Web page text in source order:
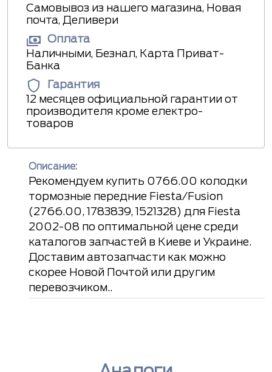
Самовывоз из нашего магазина, Новая
почта, Деливери
Оплата
Наличными, Безнал, Карта Приват-
Банка
Гарантия
12 месяцев официальной гарантии от
производителя кроме електро-
товаров
Описание:
Рекомендуем купить 0766.00 колодки
тормозные передние Fiesta/Fusion
(2766.00, 1783839, 1521328) для Fiesta
2002-08 по оптимальной цене среди
каталогов запчастей в Киеве и Украине.
Доставим автозапчасти как можно
скорее Новой Почтой или другим
перевозчиком..